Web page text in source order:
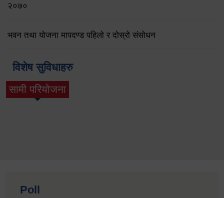
२०७०
भवन तथा योजना मापदण्ड पहिलो र दोस्रो संसोधन
विशेष सुविधाहरु
सामी परियोजना
(active tab)
Poll